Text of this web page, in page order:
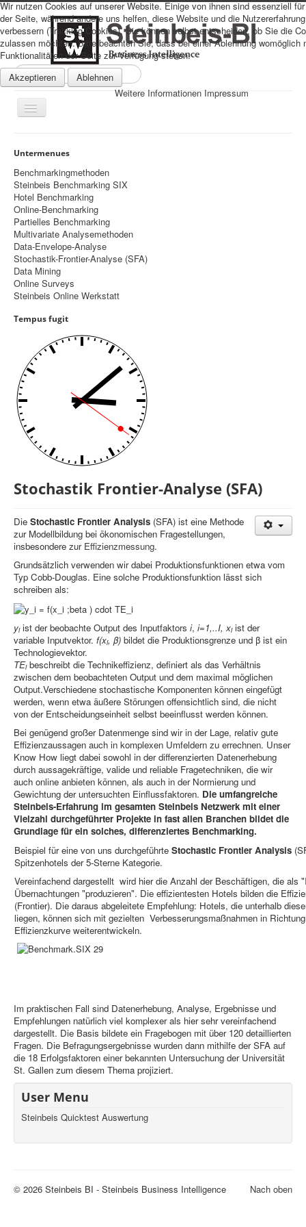
Suchen
...
Navigation
an/aus
Datenschutz
Impressum
Home
Prognosen
Beratung
Controlling
Balanced Scorecard
OKR
Benchmarking
Hoshin-Kanri
Kommunikation
Entscheidungsregeln
Aktuelle Seite: Startseite
Benchmarking
Untermenues
Benchmarkingmethoden
Steinbeis Benchmarking SIX
Hotel Benchmarking
Online-Benchmarking
Partielles Benchmarking
Multivariate Analysemethoden
Data-Envelope-Analyse
Stochastik-Frontier-Analyse (SFA)
Data Mining
Online Surveys
Steinbeis Online Werkstatt
Tempus fugit
Stochastik Frontier-Analyse (SFA)
Die Stochastic Frontier Analysis (SFA) ist eine Methode
zur Modellbildung bei ökonomischen Fragestellungen,
insbesondere zur Effizienzmessung.
Grundsätzlich verwenden wir dabei Produktionsfunktionen etwa vom
Typ Cobb-Douglas. Eine solche Produktionsfunktion lässt sich
schreiben als:
yiist der beobachte Output des Inputfaktors i, i=1,..I, xiist der
variable Inputvektor. f(xi, β) bildet die Produktionsgrenze und β ist ein
Technologievektor.
TEibeschreibt die Technikeffizienz, definiert als das Verhältnis
zwischen dem beobachteten Output und dem maximal möglichen
Output.Verschiedene stochastische Komponenten können eingefügt
werden, wenn etwa äußere Störungen offensichtlich sind, die nicht
von der Entscheidungseinheit selbst beeinflusst werden können.
Bei genügend großer Datenmenge sind wir in der Lage, relativ gute
Effizienzaussagen auch in komplexen Umfeldern zu errechnen. Unser
Know How liegt dabei sowohl in der differenzierten Datenerhebung
durch aussagekräftige, valide und reliable Fragetechniken, die wir
auch online anbieten können, als auch in der Normierung und
Gewichtung der untersuchten Einflussfaktoren. Die umfangreiche
Steinbeis-Erfahrung im gesamten Steinbeis Netzwerk mit einer
Vielzahl durchgeführter Projekte in fast allen Branchen bildet die
Grundlage für ein solches, differenziertes Benchmarking.
Beispiel für eine von uns durchgeführte Stochastic Frontier Analysis
Spitzenhotels der 5-Sterne Kategorie.
Vereinfachend dargestellt wird hier die Anzahl der Beschäftigen, die als
Übernachtungen "produzieren". Die effizientesten Hotels bilden die
(Frontier). Die daraus abgeleitete Empfehlung: Hotels, die unterhalb
liegen, können sich mit gezielten Verbesserungsmaßnahmen in
Effizienzkurve weiterentwickeln.
Im praktischen Fall sind Datenerhebung, Analyse, Ergebnisse und
Empfehlungen natürlich viel komplexer als hier sehr vereinfachend
dargestellt. Die Basis bildete ein Fragebogen mit über 120 detaillierten
Fragen. Die Befragungsergebnisse wurden dann mithilfe der SFA auf
die 18 Erfolgsfaktoren einer bekannten Untersuchung der Universität
St. Gallen zum diesem Thema projiziert.
User Menu
Steinbeis Quicktest Auswertung
Nach oben
© 2026 Steinbeis BI - Steinbeis Business Intelligence
Wir nutzen Cookies auf unserer Website. Einige von ihnen sind essenziell
der Seite, während andere uns helfen, diese Website und die
verbessern (Tracking Cookies). Sie können selbst entscheiden, ob Sie die
zulassen möchten. Bitte beachten Sie, dass bei einer Ablehnung womöglich
Funktionalitäten der Seite zur Verfügung stehen.
Akzeptieren
Ablehnen
Weitere Informationen Impressum